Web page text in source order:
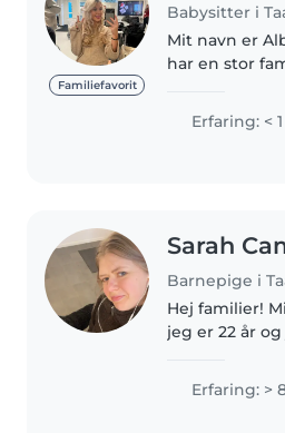
Familiefavorit
Babysitter i
Mit navn er
har en stor
jeg også vant
Jeg har
mange år.
Erfaring: <
Sarah
Barnepige i
Hej familier!
jeg er 22 år
om ugen. Jeg
børnehave
Erfaring: >